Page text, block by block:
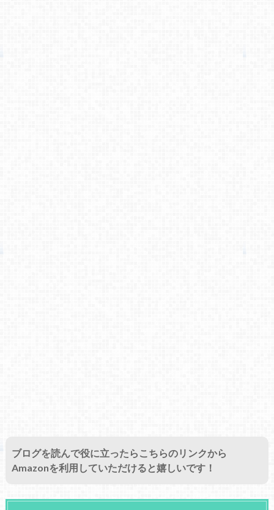
ブログを読んで役に立ったらこちらのリンクから
Amazonを利用していただけると嬉しいです！